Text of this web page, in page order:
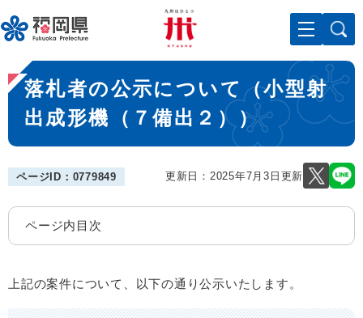
ー
ジ
先
頭
。
メニューを飛ばして本文へ
本
文
落札者の公示について（小型射
出成形機（７備出２））
ページID：0779849 更新日：2025年7月3日更新
ページ内目次
上記の案件について、以下の通り公示いたします。